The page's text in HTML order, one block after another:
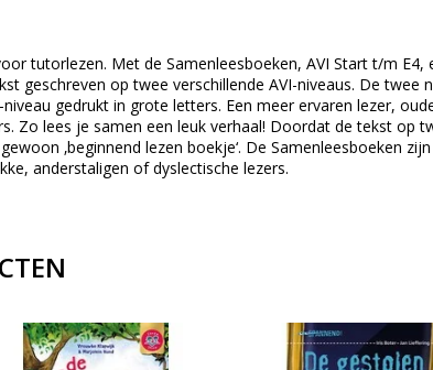
tutorlezen. Met de Samenleesboeken, AVI Start t/m
geschreven op twee verschillende AVI-niveaus. De twee
gedrukt in grote letters. Een meer ervaren lezer,
Zo lees je samen een leuk verhaal! Doordat de tekst op
‚beginnend lezen boekje‘. De Samenleesboeken
anderstaligen of dyslectische lezers.